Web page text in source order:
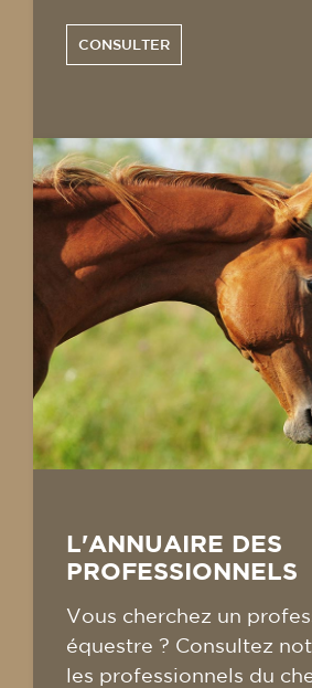
CONSULTER
L'ANNUAIRE DES
PROFESSIONNELS
Vous cherchez un
équestre ? Consultez
les professionnels du